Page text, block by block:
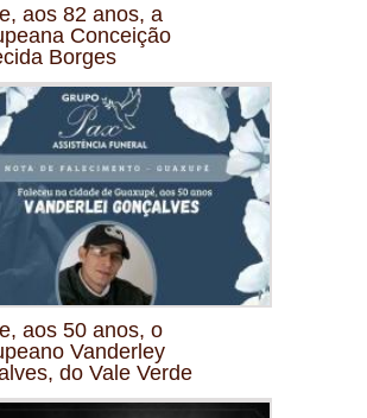
aos 82 anos, a
Conceição
Borges
aos 50 anos, o
Vanderley
do Vale Verde